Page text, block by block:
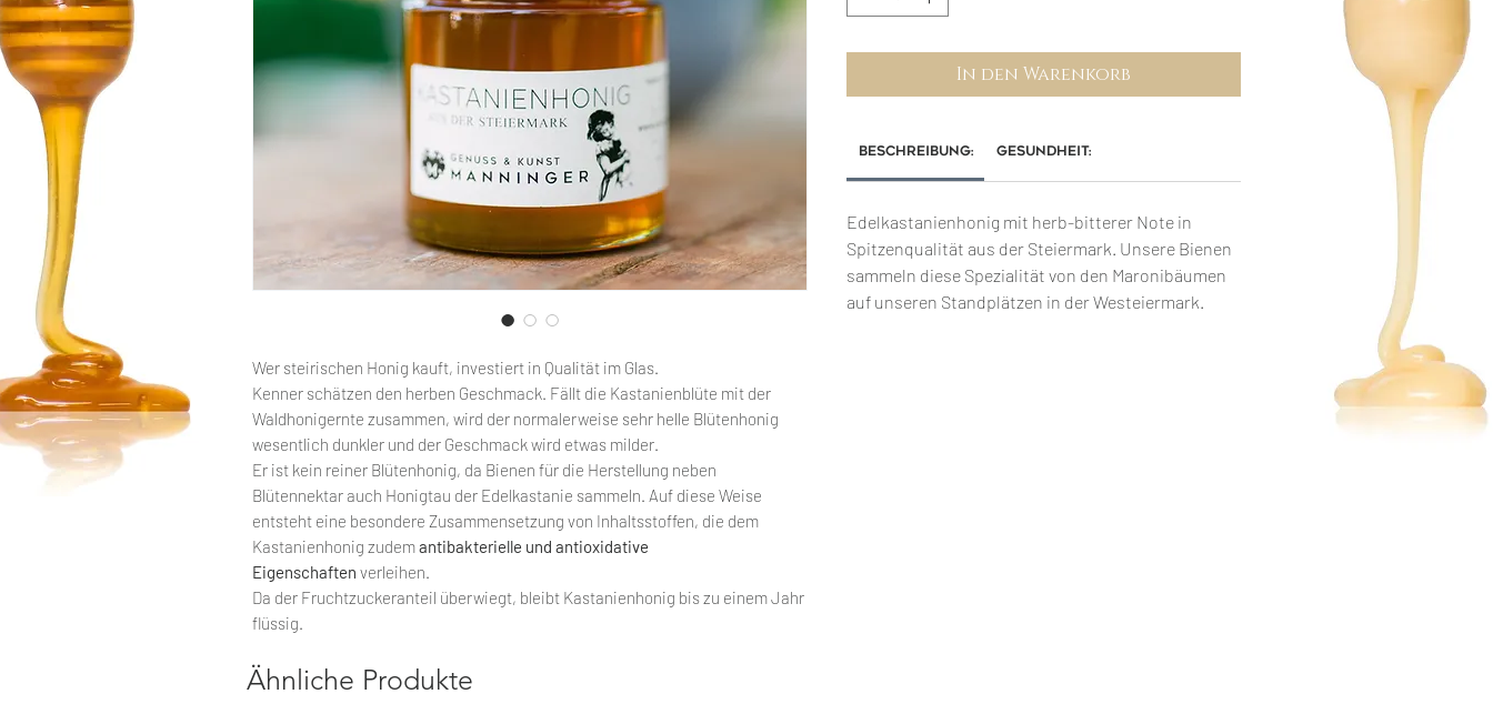
Wer steirischen Honig kauft, investiert in Qualität im Glas.
Kenner schätzen den herben Geschmack. Fällt die Kastanienblüte mit der
Waldhonigernte zusammen, wird der normalerweise sehr helle Blütenhonig
wesentlich dunkler und der Geschmack wird etwas milder.
Er ist kein reiner Blütenhonig, da Bienen für die Herstellung neben
Blütennektar auch Honigtau der Edelkastanie sammeln. Auf diese Weise
entsteht eine besondere Zusammensetzung von Inhaltsstoffen, die dem
Kastanienhonig zudemantibakterielle und antioxidative
Eigenschaften verleihen.
Da der Fruchtzuckeranteil überwiegt, bleibt Kastanienhonig bis zu einem Jahr
flüssig.
In den Warenkorb
Beschreibung: Gesundheit:
Edelkastanienhonig mit herb-bitterer Note in
Spitzenqualität aus der Steiermark. Unsere Bienen
sammeln diese Spezialität von den Maronibäumen
auf unseren Standplätzen in der Westeiermark.
Ähnliche Produkte